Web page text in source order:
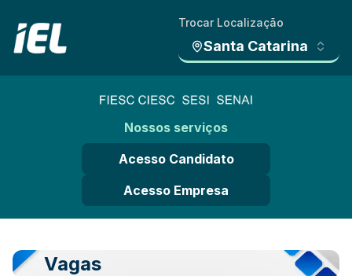
Trocar Localização
Santa Catarina
Nossos serviços
Acesso Candidato
Acesso Empresa
Vagas